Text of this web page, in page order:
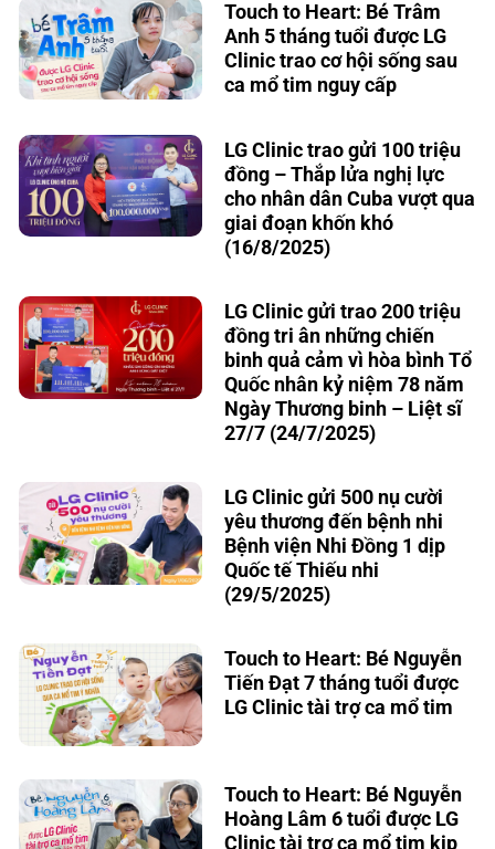
Touch to Heart: Bé Trâm
Anh 5 tháng tuổi được LG
Clinic trao cơ hội sống sau
ca mổ tim nguy cấp
LG Clinic trao gửi 100 triệu
đồng – Thắp lửa nghị lực
cho nhân dân Cuba vượt qua
giai đoạn khốn khó
(16/8/2025)
LG Clinic gửi trao 200 triệu
đồng tri ân những chiến
binh quả cảm vì hòa bình Tổ
Quốc nhân kỷ niệm 78 năm
Ngày Thương binh – Liệt sĩ
27/7 (24/7/2025)
LG Clinic gửi 500 nụ cười
yêu thương đến bệnh nhi
Bệnh viện Nhi Đồng 1 dịp
Quốc tế Thiếu nhi
(29/5/2025)
Touch to Heart: Bé Nguyễn
Tiến Đạt 7 tháng tuổi được
LG Clinic tài trợ ca mổ tim
Touch to Heart: Bé Nguyễn
Hoàng Lâm 6 tuổi được LG
Clinic tài trợ ca mổ tim kịp